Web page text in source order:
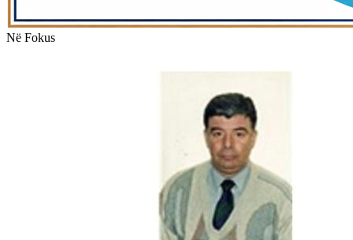
Në Fokus